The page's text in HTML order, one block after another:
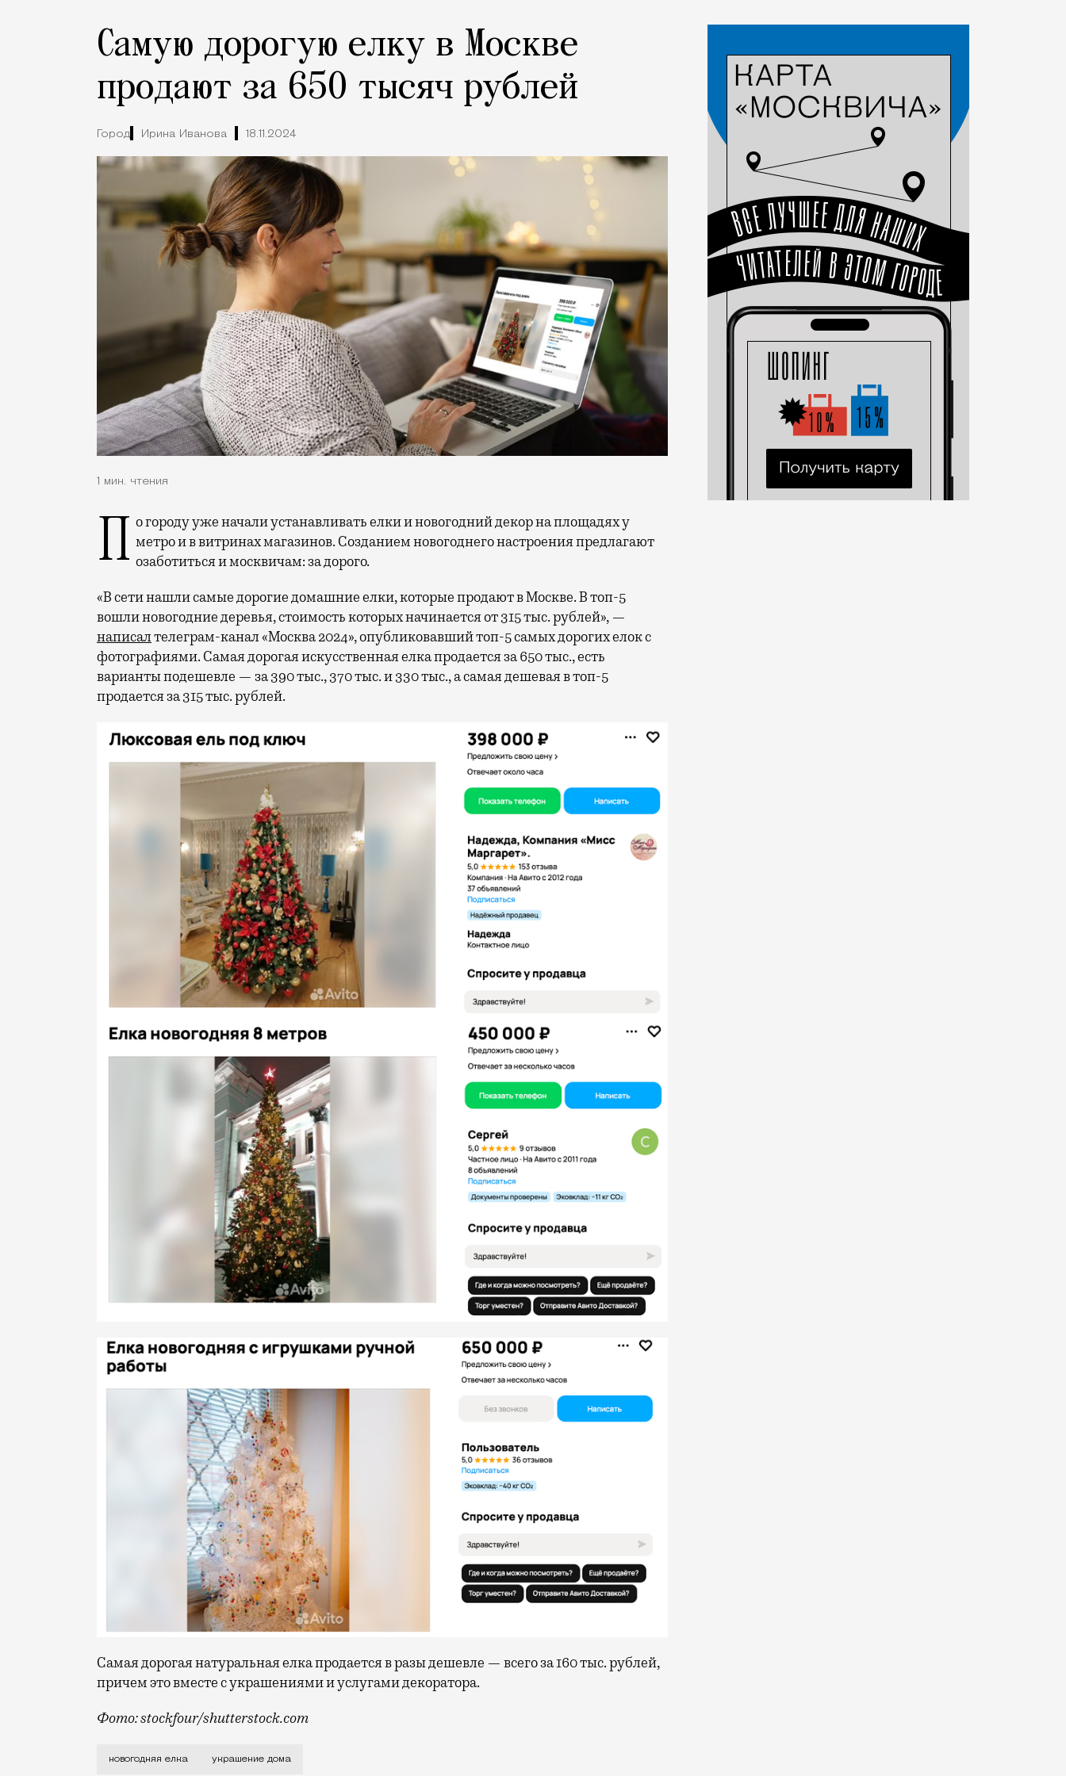
Самую дорогую елку в Москве
продают за 650 тысяч рублей
Город Ирина Иванова 18.11.2024
1 мин. чтения
По городу уже начали устанавливать елки и новогодний декор на площадях у метро и в витринах магазинов. Созданием новогоднего настроения предлагают
озаботиться и москвичам: за дорого.
«В сети нашли самые дорогие домашние елки, которые продают в Москве. В топ-5
вошли новогодние деревья, стоимость которых начинается от 315 тыс. рублей», —
написалтелеграм-канал «Москва 2024», опубликовавший топ-5 самых дорогих елок с
фотографиями. Самая дорогая искусственная елка продается за 650 тыс., есть
варианты подешевле — за 390 тыс., 370 тыс. и 330 тыс., а самая дешевая в топ-5
продается за 315 тыс. рублей.
Самая дорогая натуральная елка продается в разы дешевле — всего за 160 тыс. рублей,
причем это вместе с украшениями и услугами декоратора.
Фото: stockfour/shutterstock.com
По городу уже начали устанавливать елки и новогодний декор на площадях у метро и в витринах магазинов. Созданием новогоднего
новогодняя елка украшение дома